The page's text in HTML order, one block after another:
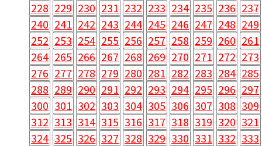
228 229 230 231 232 233 234 235 236 237
240 241 242 243 244 245 246 247 248 249
252 253 254 255 256 257 258 259 260 261
264 265 266 267 268 269 270 271 272 273
276 277 278 279 280 281 282 283 284 285
288 289 290 291 292 293 294 295 296 297
300 301 302 303 304 305 306 307 308 309
312 313 314 315 316 317 318 319 320 321
324 325 326 327 328 329 330 331 332 333